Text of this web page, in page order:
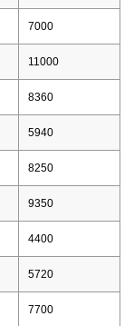
7000
11000
8360
5940
8250
9350
4400
5720
7700